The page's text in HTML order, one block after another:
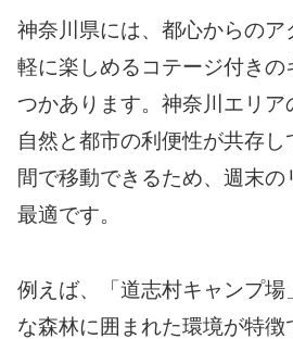
神奈川県には、都心からのア
軽に楽しめるコテージ付きの
つかあります。神奈川エリア
自然と都市の利便性が共存
間で移動できるため、週末の
最適です。
例えば、「道志村キャンプ場
な森林に囲まれた環境が特徴